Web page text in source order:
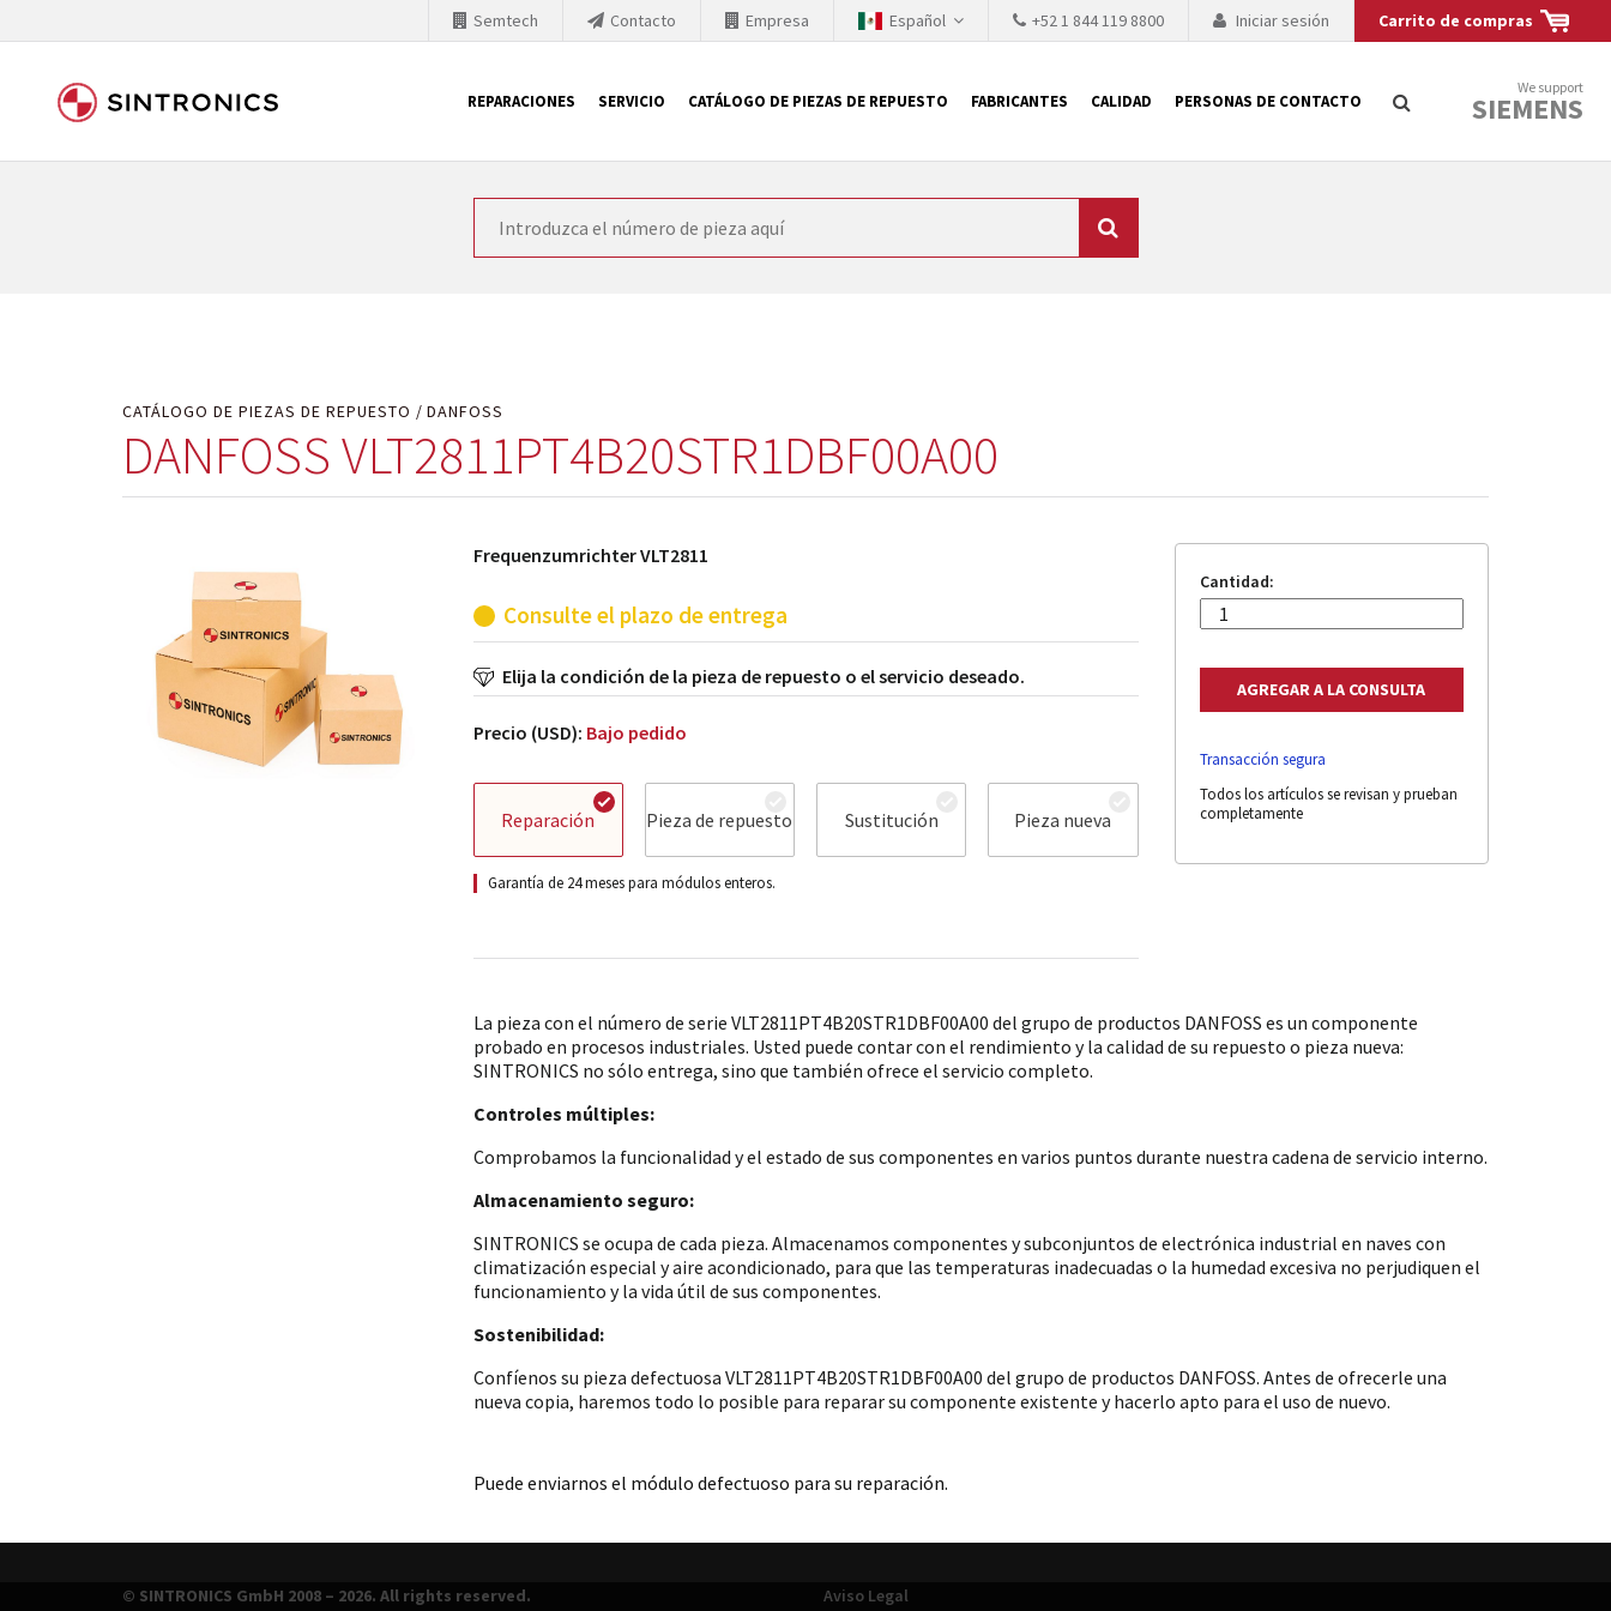
Carrito de compras
Iniciar sesión
+52 1 844 119 8800
Español
Empresa
Contacto
Semtech
REPARACIONES SERVICIO CATÁLOGO DE PIEZAS DE REPUESTO FABRICANTES CALIDAD PERSONAS DE CONTACTO
We support
SIEMENS
Nuestra colaboración con SIEMENS
de módulos descontinuados por módulos del propio almacén.
CATÁLOGO DE PIEZAS DE REPUESTO DANFOSS
DANFOSS VLT2811PT4B20STR1DBF00A00
Frequenzumrichter VLT2811
Consulte el plazo de entrega
Elija la condición de la pieza de repuesto o el servicio deseado.
Precio (USD): Bajo pedido
Reparación Pieza de repuesto Sustitución Pieza nueva
Garantía de 24 meses para módulos enteros.
Cantidad:
Transacción segura
Todos los artículos se revisan y prueban
completamente
La pieza con el número de serie VLT2811PT4B20STR1DBF00A00 del grupo de productos DANFOSS es un componente
probado en procesos industriales. Usted puede contar con el rendimiento y la calidad de su repuesto o pieza nueva:
SINTRONICS no sólo entrega, sino que también ofrece el servicio completo.
Controles múltiples:
Comprobamos la funcionalidad y el estado de sus componentes en varios puntos durante nuestra cadena de servicio interno.
Almacenamiento seguro:
SINTRONICS se ocupa de cada pieza. Almacenamos componentes y subconjuntos de electrónica industrial en naves con
climatización especial y aire acondicionado, para que las temperaturas inadecuadas o la humedad excesiva no perjudiquen el
funcionamiento y la vida útil de sus componentes.
Sostenibilidad:
Confíenos su pieza defectuosa VLT2811PT4B20STR1DBF00A00 del grupo de productos DANFOSS. Antes de ofrecerle una
nueva copia, haremos todo lo posible para reparar su componente existente y hacerlo apto para el uso de nuevo.
Puede enviarnos el módulo defectuoso para su reparación.
© SINTRONICS GmbH 2008 – 2026. All rights reserved. Aviso Legal